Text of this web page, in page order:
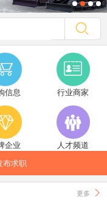
信息

行业商家
企业

人才频道
布求职
更多 